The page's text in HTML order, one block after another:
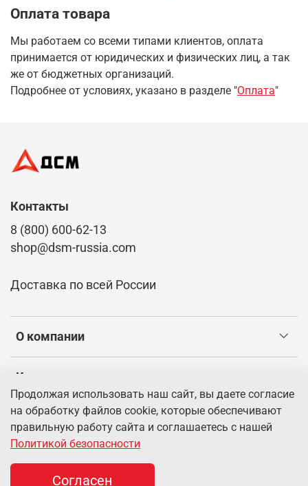
Оплата товара
Мы работаем со всеми типами клиентов, оплата
принимается от юридических и физических лиц, а так
же от бюджетных организаций.
Подробнее от условиях, указано в разделе "Оплата"
О компании
Клиентам
Информация
Контакты
8 (800) 600-62-13
shop@dsm-russia.com
Доставка по всей России
© 2026 Интернет-магазин dsm-russia.com.
товарах, указанная на сайте, имеет справочный характер и не
Продолжая использовать наш сайт, вы даете согласие
на обработку файлов cookie, которые обеспечивают
правильную работу сайта и соглашаетесь с нашей
Политикой безопасности
Согласен